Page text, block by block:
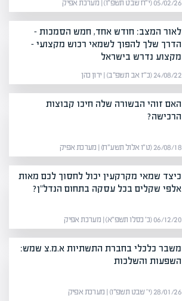
05/02/26 (י״ח שבט תשפ״ו) | מערכת אפיק
לאור המצב: חודש אחד, חמש הסמכות –
הדרך שלך להפוך לשמאי רכוש מקצועי –
מקצוע נדרש בישראל
24/08/22 (כ״ז אב תשפ״ב) | ירון כהן
האם זוהי הבשורה שלה חיכו קבוצות
הרכישה?
26/08/18 (ט״ו אלול תשע״ח) | מערכת אפיק
כיצד שמאי מקרקעין יכול לחסוך לכם מאות
אלפי שקלים בכל עסקה בתחום הנדל"ן?
06/12/20 (כ׳ כסלו תשפ״א) | מערכת אפיק
משבר כלכלי בחברת התשתיות א.מ.צ שמש:
השפעות והשלכות
28/01/26 (י׳ שבט תשפ״ו) | מערכת אפיק